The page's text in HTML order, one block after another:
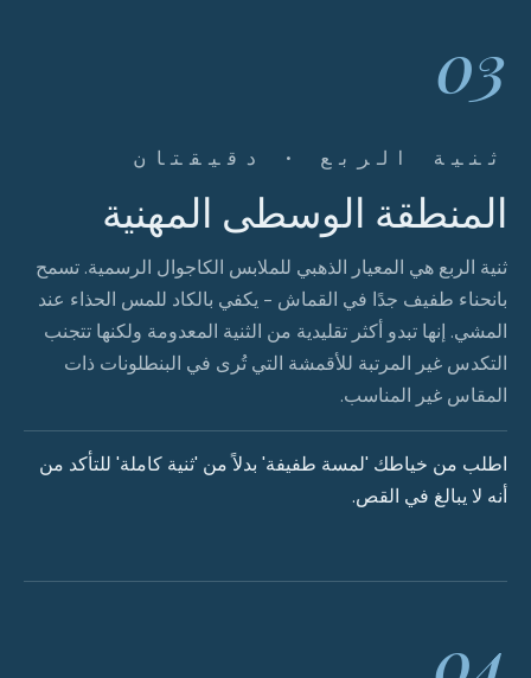
03
ثنية الربع · دقيقتان
المنطقة الوسطى المهنية
ثنية الربع هي المعيار الذهبي للملابس الكاجوال الرسمية. تسمح
بانحناء طفيف جدًا في القماش - يكفي بالكاد للمس الحذاء عند
المشي. إنها تبدو أكثر تقليدية من الثنية المعدومة ولكنها تتجنب
التكدس غير المرتبة للأقمشة التي تُرى في البنطلونات ذات
المقاس غير المناسب.
اطلب من خياطك 'لمسة طفيفة' بدلاً من 'ثنية كاملة' للتأكد من
أنه لا يبالغ في القص.